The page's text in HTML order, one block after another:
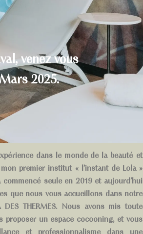
venez vous
2025.
dans le monde de la beauté et
premier institut « l’instant de Lola »
commencé seule en 2019 et aujourd’hui
que nous vous accueillons dans notre
THERMES. Nous avons mis toute
proposer un espace cocooning, et vous